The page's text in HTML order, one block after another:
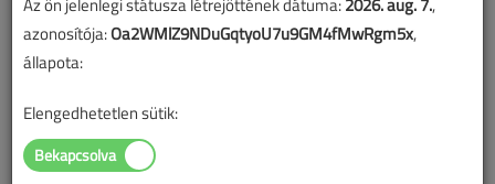
Geberit higiéniai
öblítőberendezés
Folyamatos ivóvíz-higiénia
2020/11. lapszám
Az ön jelenlegi státusza létrejöttének dátuma:2026. aug. 7.,
azonosítója:Oa2WMlZ9NDuGqtyoU7u9GM4fMwRgm5x,
állapota:
Elengedhetetlen sütik: